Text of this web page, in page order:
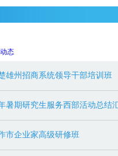
态
雄州招商系统领导干部培训班
暑期研究生服务西部活动总结
市企业家高级研修班